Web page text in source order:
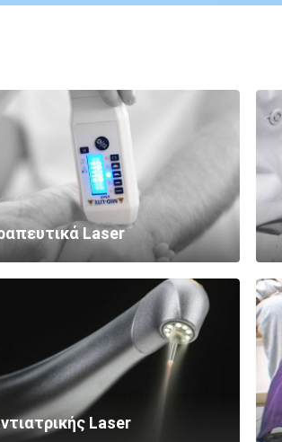
Laser
Laser